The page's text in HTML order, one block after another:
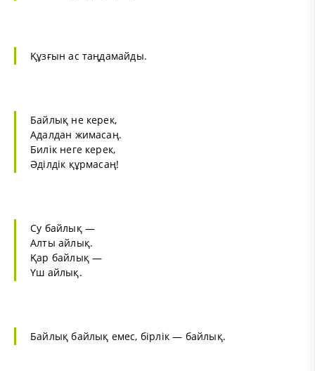
Құзғын ас таңдамайды.
Байлық не керек,
Адалдан жимасаң.
Билік неге керек,
Әділдік құрмасаң!
Су байлық —
Алты айлық.
Қар байлық —
Үш айлық.
Байлық байлық емес, бірлік — байлық.